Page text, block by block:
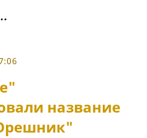
название